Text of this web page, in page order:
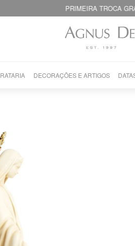
PRIMEIRA TROCA
PRATARIA DECORAÇÕES E ARTIGOS